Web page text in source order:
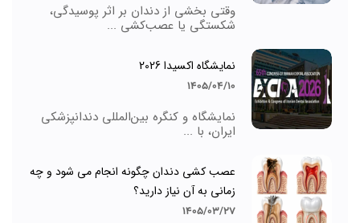
وقتی بخشی از دندان بر اثر پوسیدگی،
شکستگی یا عصب‌کشی ...
نمایشگاه اکسیدا 2026
1405/04/10
نمایشگاه و کنگره بین‌المللی دندانپزشکی
ایران، با ...
عصب کشی دندان چگونه انجام می شود و چه
زمانی به آن نیاز دارید؟
1405/03/27